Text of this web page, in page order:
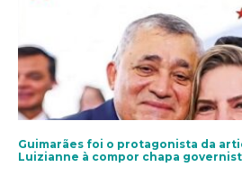
Guimarães foi o protagonista da
Luizianne à compor chapa